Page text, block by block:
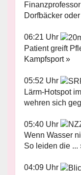
Dorfbäcker
06:21 Uhr
Patient greift
Kampfsport »
05:52 Uhr
Lärm-Hotspot
wehren sich
05:40 Uhr
Wenn Wasser
So leiden die ...
04:09 Uhr